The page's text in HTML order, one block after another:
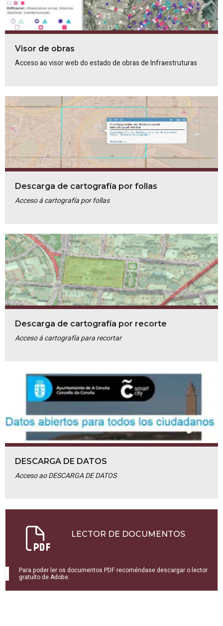
Visor de obras
Acceso ao visor web do estado de obras de Infraestruturas
Descarga de cartografía por follas
Acceso á cartografía por follas
Descarga de cartografía por recorte
Acceso á cartografía para recortar
DESCARGA DE DATOS
Acceso ao DESCARGA DE DATOS
LECTOR DE DOCUMENTOS
Para poder ler os documentos PDF recoméndase descargar o lector
gratuíto de Adobe.